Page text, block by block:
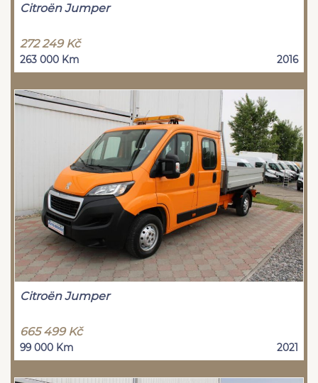
Citroën Jumper
272 249 Kč
263 000 Km 2016
Citroën Jumper
665 499 Kč
99 000 Km 2021